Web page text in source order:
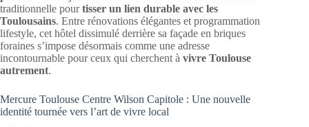
traditionnelle pourtisser un lien durable avec les
Toulousains. Entre rénovations élégantes et programmation
lifestyle, cet hôtel dissimulé derrière sa façade en briques
foraines s’impose désormais comme une adresse
incontournable pour ceux qui cherchent à vivre Toulouse
autrement.
Mercure Toulouse Centre Wilson Capitole : Une nouvelle
identité tournée vers l’art de vivre local